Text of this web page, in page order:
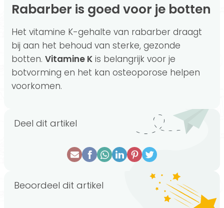
Rabarber is goed voor je botten
Het vitamine K-gehalte van rabarber draagt
bij aan het behoud van sterke, gezonde
botten. Vitamine K is belangrijk voor je
botvorming en het kan osteoporose helpen
voorkomen.
Deel dit artikel
Beoordeel dit artikel